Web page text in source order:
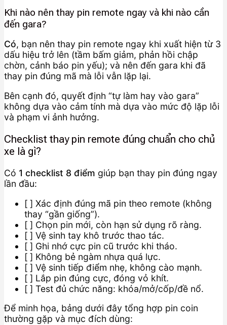
Khi nào nên thay pin remote ngay và khi nào cần
đến gara?
Có, bạn nên thay pin remote ngay khi xuất hiện từ 3
dấu hiệu trở lên (tầm bấm giảm, phản hồi chập
chờn, cảnh báo pin yếu); và nên đến gara khi đã
thay pin đúng mã mà lỗi vẫn lặp lại.
Bên cạnh đó, quyết định “tự làm hay vào gara”
không dựa vào cảm tính mà dựa vào mức độ lặp lỗi
và phạm vi ảnh hưởng.
Checklist thay pin remote đúng chuẩn cho chủ
xe là gì?
Có 1 checklist 8 điểm giúp bạn thay pin đúng ngay
lần đầu:
[ ] Xác định đúng mã pin theo remote (không
thay “gần giống”).
[ ] Chọn pin mới, còn hạn sử dụng rõ ràng.
[ ] Vệ sinh tay khô trước thao tác.
[ ] Ghi nhớ cực pin cũ trước khi tháo.
[ ] Không bẻ ngàm nhựa quá lực.
[ ] Vệ sinh tiếp điểm nhẹ, không cào mạnh.
[ ] Lắp pin đúng cực, đóng vỏ khít.
[ ] Test đủ chức năng: khóa/mở/cốp/đề nổ.
Để minh họa, bảng dưới đây tổng hợp pin coin
thường gặp và mục đích dùng: